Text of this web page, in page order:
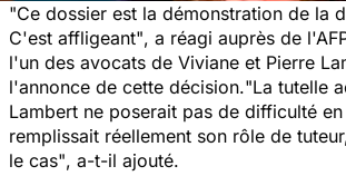
"Ce dossier est la démonstration de la
C'est affligeant", a réagi auprès de
l'un des avocats de Viviane et Pierre
l'annonce de cette décision."La tutelle
Lambert ne poserait pas de difficulté
remplissait réellement son rôle de
le cas", a-t-il ajouté.